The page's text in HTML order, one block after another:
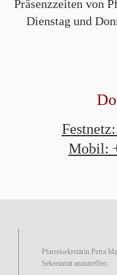
Präsenzzeiten von
Dienstag und
Mobil:
Pfarreisekretärin Petra
Sekretariat anzutreffen: